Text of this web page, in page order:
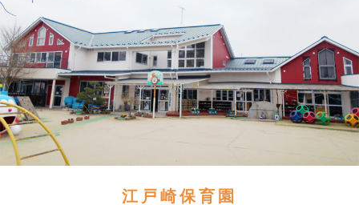
江戸崎保育園